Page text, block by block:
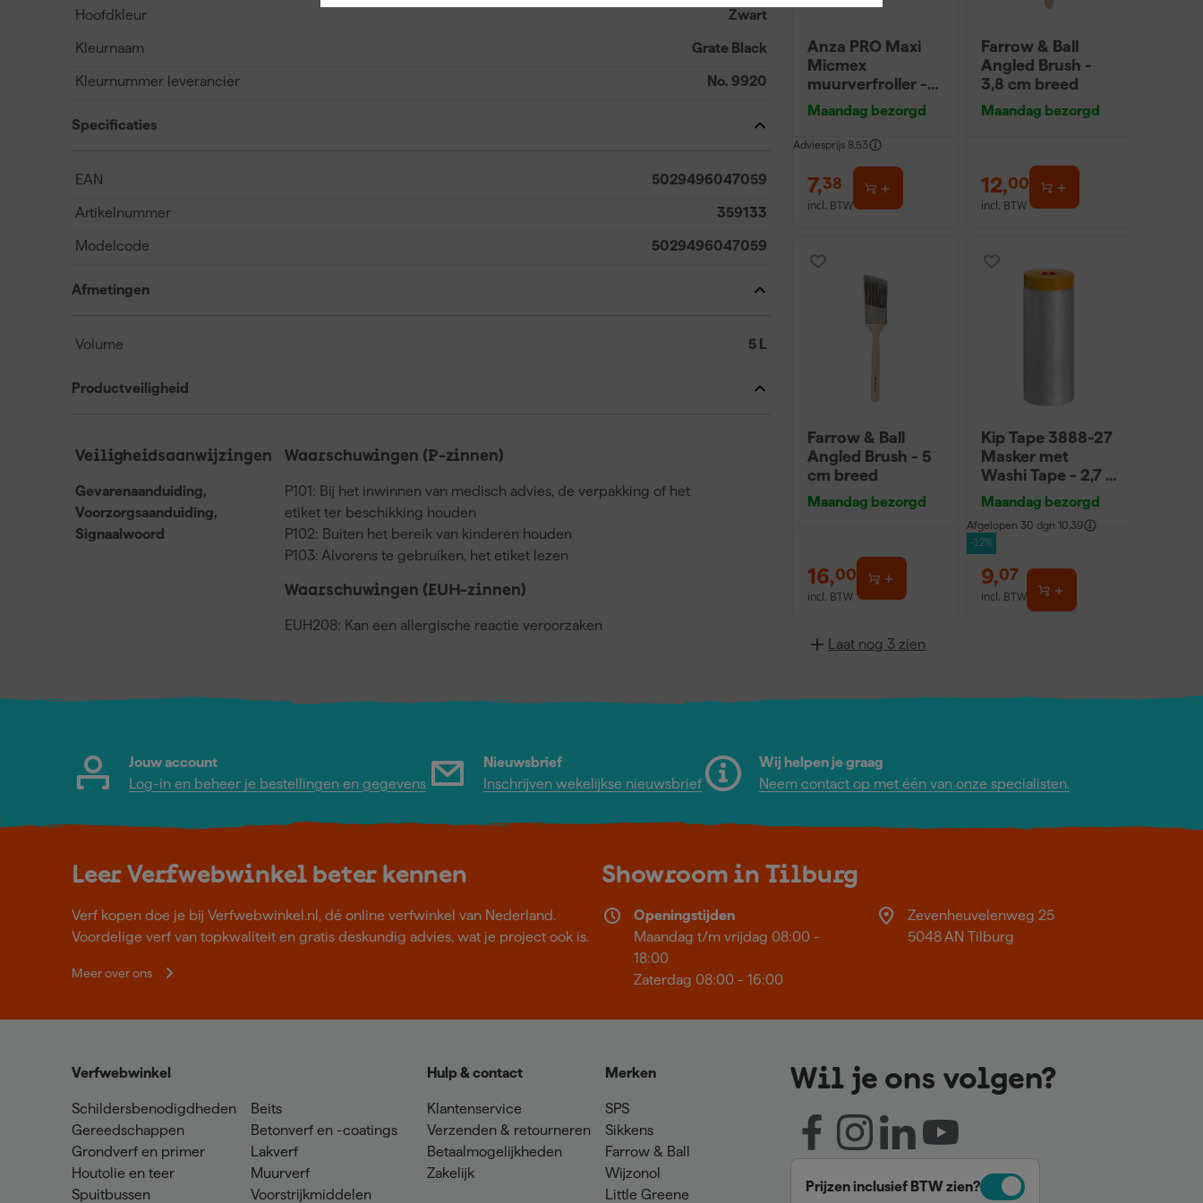
Hoofdkleur Zwart
Kleurnaam Grate Black
Kleurnummer leverancier No. 9920
Specificaties
EAN 5029496047059
Artikelnummer 359133
Modelcode 5029496047059
Afmetingen
Volume 5 L
Productveiligheid
Veiligheidsaanwijzingen
Gevarenaanduiding,
Voorzorgsaanduiding,
Signaalwoord
Waarschuwingen (P-zinnen)
P101: Bij het inwinnen van medisch advies, de verpakking of het
etiket ter beschikking houden
P102: Buiten het bereik van kinderen houden
P103: Alvorens te gebruiken, het etiket lezen
Waarschuwingen (EUH-zinnen)
EUH208: Kan een allergische reactie veroorzaken
Anza PRO Maxi
Micmex
muurverfroller -
18cm
Maandag bezorgd
Adviesprijs 8,53
7,38
incl. BTW
Farrow & Ball
Angled Brush -
3,8 cm breed
Maandag bezorgd
12,00
incl. BTW
Farrow & Ball
Angled Brush - 5
cm breed
Maandag bezorgd
16,00
incl. BTW
Kip Tape 3888-27
Masker met
Washi Tape - 2,7 x
20m
Maandag bezorgd
Afgelopen 30 dgn 10,39
-12%
9,07
incl. BTW
Laat nog 3 zien
Jouw account
Log-in en beheer je bestellingen en gegevens
Nieuwsbrief
Inschrijven wekelijkse nieuwsbrief
Wij helpen je graag
Neem contact op met één van onze specialisten.
Leer Verfwebwinkel beter kennen
Verf kopen doe je bij Verfwebwinkel.nl, dé online verfwinkel van Nederland.
Voordelige verf van topkwaliteit en gratis deskundig advies, wat je project ook is.
Meer over ons
Showroom in Tilburg
Openingstijden
Maandag t/m vrijdag 08:00 -
18:00
Zaterdag 08:00 - 16:00
Zevenheuvelenweg 25
5048 AN Tilburg
Verfwebwinkel
Schildersbenodigdheden
Gereedschappen
Grondverf en primer
Houtolie en teer
Spuitbussen
Beits
Betonverf en -coatings
Lakverf
Muurverf
Voorstrijkmiddelen
Hulp & contact
Klantenservice
Verzenden & retourneren
Betaalmogelijkheden
Zakelijk
Merken
SPS
Sikkens
Farrow & Ball
Wijzonol
Little Greene
Wil je ons volgen?
Prijzen inclusief BTW zien?